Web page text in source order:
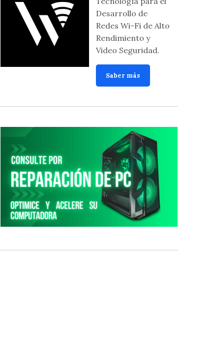
Desarrollo de
Redes Wi-Fi de Alto
Rendimiento y
Video Seguridad.
Saber más